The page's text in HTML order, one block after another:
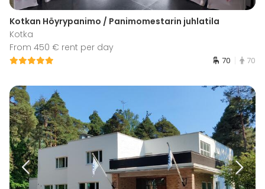
Kotkan Höyrypanimo / Panimomestarin juhlatila
Kotka
From 450 € rent per day
70 70